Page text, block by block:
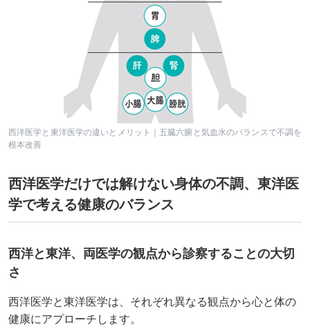
西洋医学と東洋医学の違いとメリット｜五臓六腑と気血水のバランスで不調を
根本改善
西洋医学だけでは解けない身体の不調、東洋医
学で考える健康のバランス
西洋と東洋、両医学の観点から診察することの大切
さ
西洋医学と東洋医学は、それぞれ異なる観点から心と体の
健康にアプローチします。